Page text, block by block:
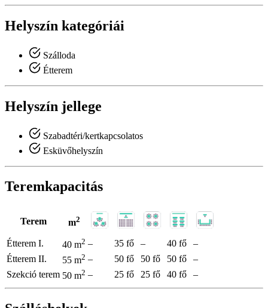
Helyszín kategóriái
Szálloda
Étterem
Helyszín jellege
Szabadtéri/kertkapcsolatos
Esküvőhelyszín
Teremkapacitás
Terem m2
Étterem I. 40 m2 – 35 fő – 40 fő
–
Étterem II.
55 m2 – 50 fő 50 fő 50 fő
–
Szekció terem 50 m2 – 25 fő 25 fő 40 fő –